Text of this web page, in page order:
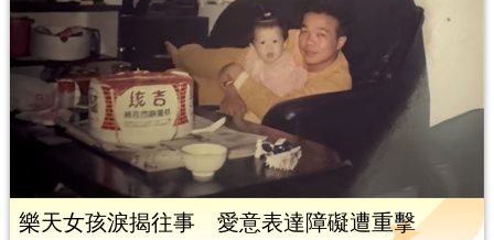
樂天女孩淚揭往事 愛意表達障礙遭重擊